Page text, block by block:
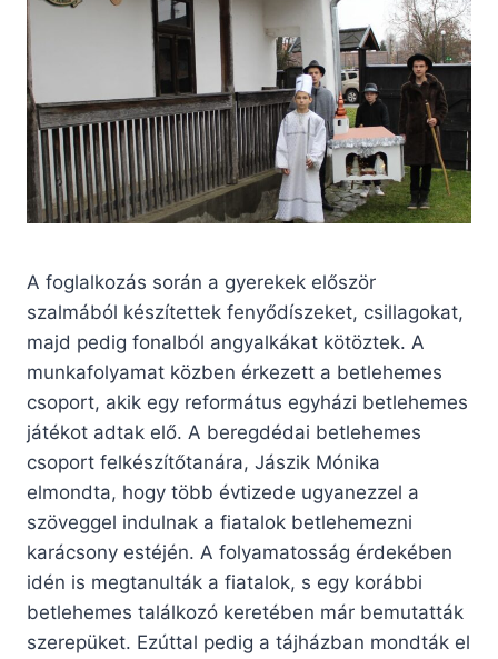
A foglalkozás során a gyerekek először
szalmából készítettek fenyődíszeket, csillagokat,
majd pedig fonalból angyalkákat kötöztek. A
munkafolyamat közben érkezett a betlehemes
csoport, akik egy református egyházi betlehemes
játékot adtak elő. A beregdédai betlehemes
csoport felkészítőtanára, Jászik Mónika
elmondta, hogy több évtizede ugyanezzel a
szöveggel indulnak a fiatalok betlehemezni
karácsony estéjén. A folyamatosság érdekében
idén is megtanulták a fiatalok, s egy korábbi
betlehemes találkozó keretében már bemutatták
szerepüket. Ezúttal pedig a tájházban mondták el